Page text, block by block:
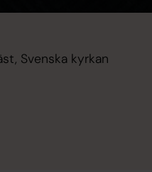
Svenska kyrkan